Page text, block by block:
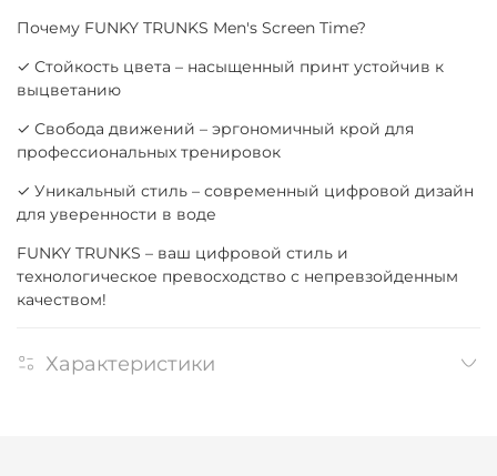
Почему FUNKY TRUNKS Men's Screen Time?
✓ Стойкость цвета – насыщенный принт устойчив к
выцветанию
✓ Свобода движений – эргономичный крой для
профессиональных тренировок
✓ Уникальный стиль – современный цифровой дизайн
для уверенности в воде
FUNKY TRUNKS – ваш цифровой стиль и
технологическое превосходство с непревзойденным
качеством!
Характеристики